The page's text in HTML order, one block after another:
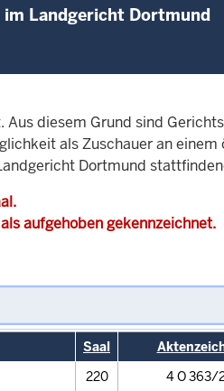
Landgericht Dortmund
diesem Grund sind
als Zuschauer an
Dortmund
aufgehoben gekennzeichnet.
Saal
220
4 O 363/